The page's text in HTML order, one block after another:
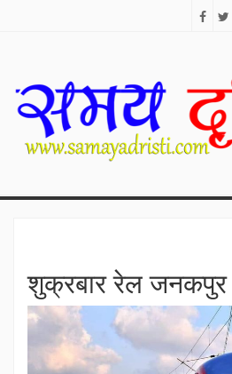
Best News Site from Nepal
शुक्रबार रेल